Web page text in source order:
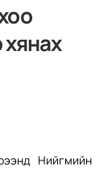
Нийгмийн